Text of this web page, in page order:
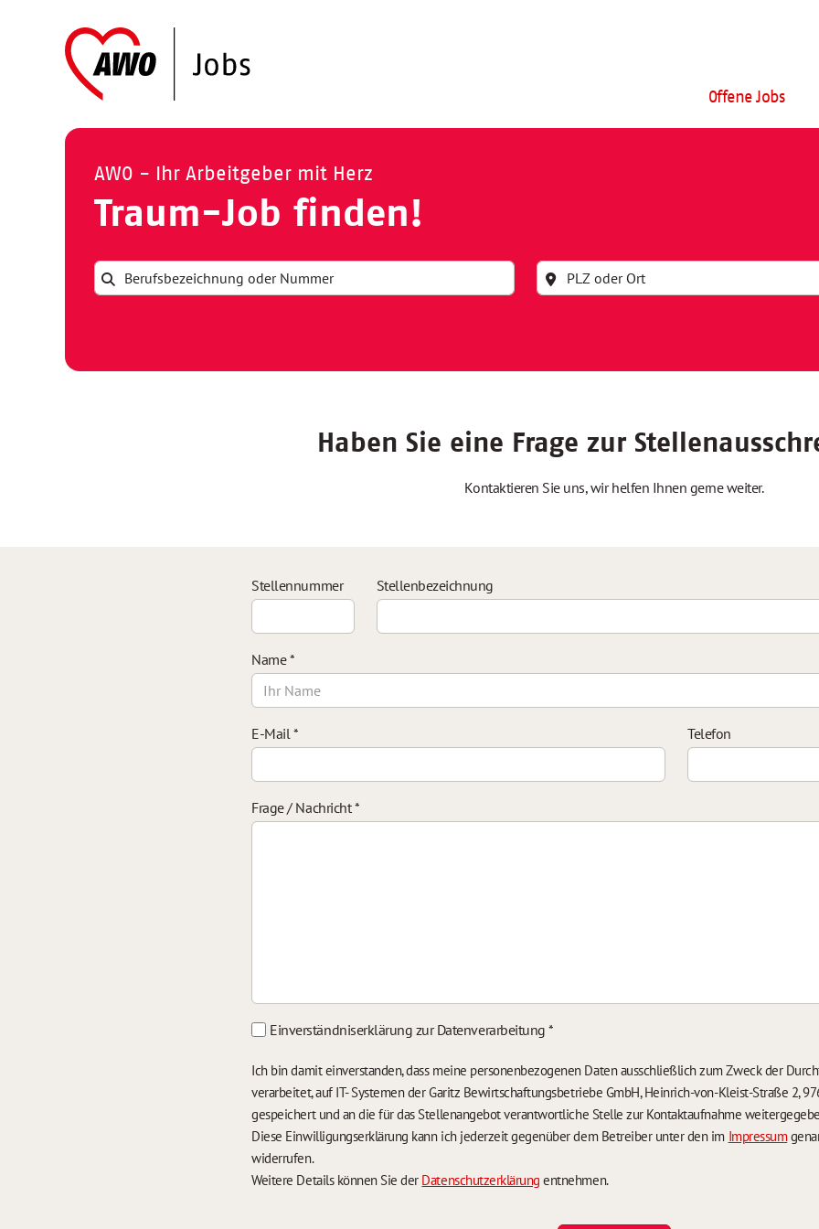
Offene Jobs
AWO - Ihr Arbeitgeber mit Herz
Traum-Job finden!
Haben Sie eine Frage zur
Kontaktieren Sie uns, wir helfen Ihnen gerne weiter.
Stellennummer Stellenbezeichnung
Name*
E-Mail* Telefon
Frage / Nachricht*
Einverständniserklärung zur Datenverarbeitung*
Ich bin damit einverstanden, dass meine personenbezogenen Daten ausschließlich zum Zweck der
verarbeitet, auf IT- Systemen der Garitz Bewirtschaftungsbetriebe GmbH, Heinrich-von-Kleist-Straße 2,
gespeichert und an die für das Stellenangebot verantwortliche Stelle zur Kontaktaufnahme
Diese Einwilligungserklärung kann ich jederzeit gegenüber dem Betreiber unter den im Impressum
widerrufen.
Weitere Details können Sie der Datenschutzerklärung entnehmen.